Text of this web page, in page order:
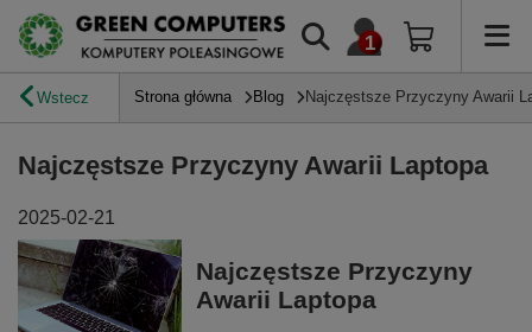
Wstecz Strona główna Blog Najczęstsze Przyczyny Awarii
Najczęstsze Przyczyny Awarii Laptopa
2025-02-21
Najczęstsze Przyczyny
Awarii Laptopa